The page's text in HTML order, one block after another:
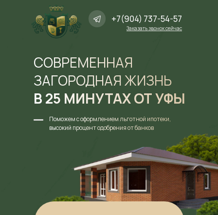
СОВРЕМЕННАЯ
ЗАГОРОДНАЯ ЖИЗНЬ
В 25 МИНУТАХ ОТ УФЫ
+7(904) 737-54-57
Заказать звонок сейчас
Поможем с оформлением льготной ипотеки,
высокий процент одобрения от банков